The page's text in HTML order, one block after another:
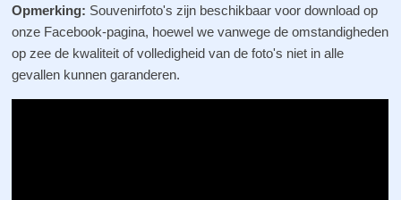
Opmerking: Souvenirfoto's zijn beschikbaar voor download op
onze Facebook-pagina, hoewel we vanwege de omstandigheden
op zee de kwaliteit of volledigheid van de foto's niet in alle
gevallen kunnen garanderen.